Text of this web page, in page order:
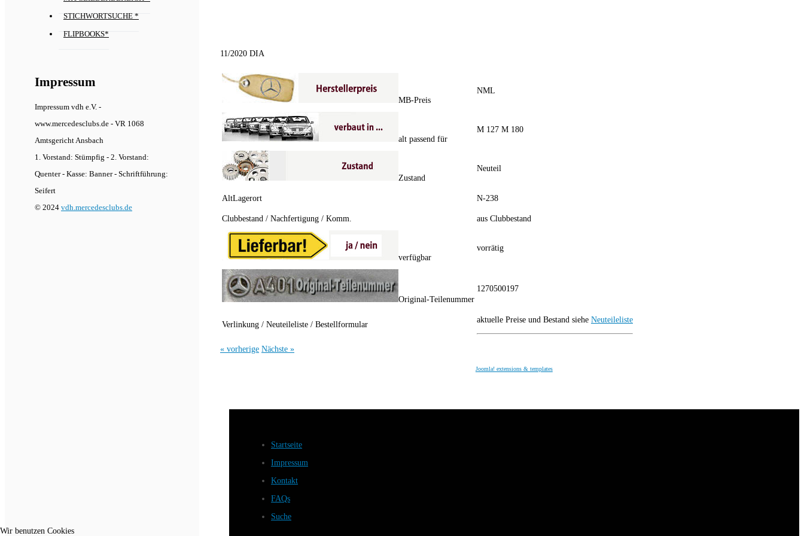
STICHWORTSUCHE *
FLIPBOOKS*
Impressum
Impressum vdh e.V. -
www.mercedesclubs.de - VR 1068
Amtsgericht Ansbach
1. Vorstand: Stümpfig - 2. Vorstand:
Quenter - Kasse: Banner - Schriftführung:
Seifert
© 2024 vdh.mercedesclubs.de
11/2020 DIA
MB-Preis
NML
alt passend für
M 127 M 180
Zustand
Neuteil
AltLagerort N-238
Clubbestand / Nachfertigung / Komm. aus Clubbestand
verfügbar
vorrätig
Original-Teilenummer
1270500197
Verlinkung / Neuteileliste / Bestellformular
aktuelle Preise und Bestand siehe Neuteileliste
« vorherige Nächste »
Joomla! extensions & templates
Startseite
Impressum
Kontakt
FAQs
Suche
Wir benutzen Cookies